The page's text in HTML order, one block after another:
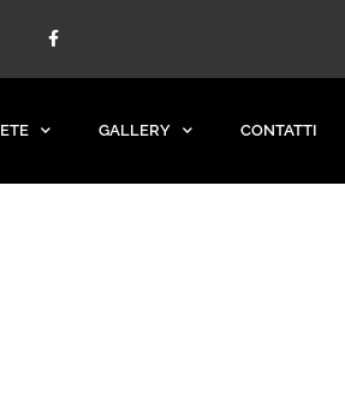
a
c
GALLERY CONTATTI